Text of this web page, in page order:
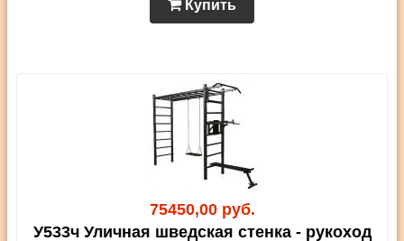
Купить
75450,00 руб.
У533ч Уличная шведская стенка - рукоход